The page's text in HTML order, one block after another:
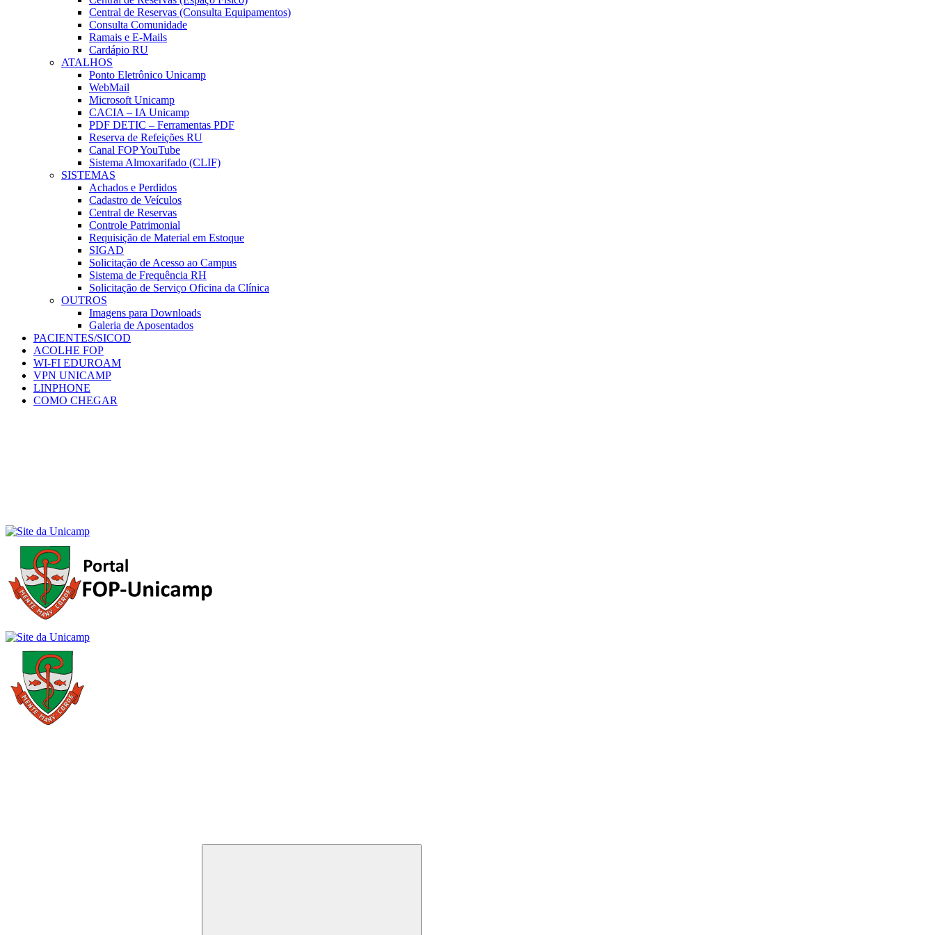
Central de Reservas (Consulta Equipamentos)
Consulta Comunidade
Ramais e E-Mails
Cardápio RU
ATALHOS
Ponto Eletrônico Unicamp
WebMail
Microsoft Unicamp
CACIA – IA Unicamp
PDF DETIC – Ferramentas PDF
Reserva de Refeições RU
Canal FOP YouTube
Sistema Almoxarifado (CLIF)
SISTEMAS
Achados e Perdidos
Cadastro de Veículos
Central de Reservas
Controle Patrimonial
Requisição de Material em Estoque
SIGAD
Solicitação de Acesso ao Campus
Sistema de Frequência RH
Solicitação de Serviço Oficina da Clínica
OUTROS
Imagens para Downloads
Galeria de Aposentados
PACIENTES/SICOD
ACOLHE FOP
WI-FI EDUROAM
VPN UNICAMP
LINPHONE
COMO CHEGAR